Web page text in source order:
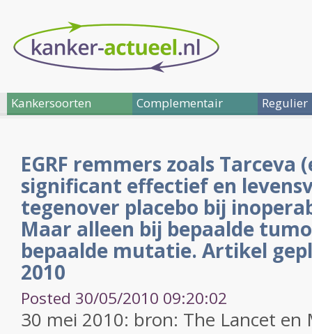
Kankersoorten Complementair Regulier
EGRF remmers zoals Tarceva
significant effectief en
tegenover placebo bij
Maar alleen bij bepaalde
bepaalde mutatie. Artikel
2010
Posted 30/05/2010 09:20:02
30 mei 2010: bron: The Lancet en